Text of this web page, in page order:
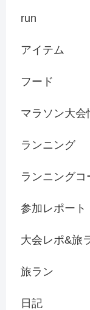
run
アイテム
フード
マラソン大会
ランニング
ランニングコ
参加レポート
大会レポ&旅
旅ラン
日記